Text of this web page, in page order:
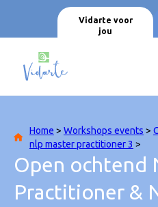
Vidarte voor
jou
Home > Workshops events >
nlp master practitioner 3 >
Open ochtend
Practitioner &